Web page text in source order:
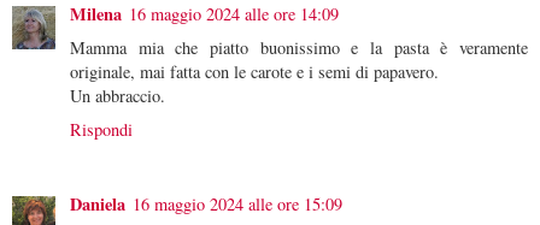
Milena 16 maggio 2024 alle ore 14:09
Mamma mia che piatto buonissimo e la pasta è veramente
originale, mai fatta con le carote e i semi di papavero.
Un abbraccio.
Rispondi
Daniela 16 maggio 2024 alle ore 15:09